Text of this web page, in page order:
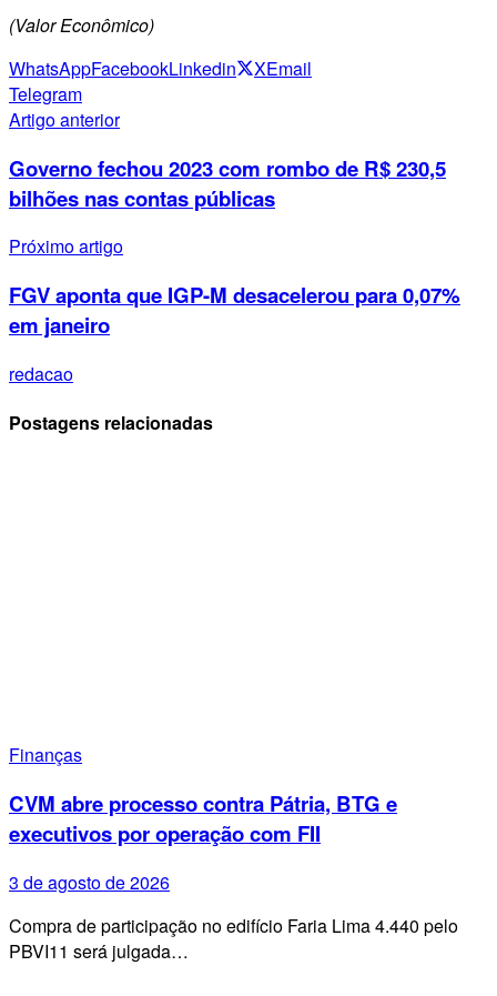
(Valor Econômico)
WhatsAppFacebookLinkedin XEmail
Telegram
Artigo anterior
Governo fechou 2023 com rombo de R$ 230,5
bilhões nas contas públicas
Próximo artigo
FGV aponta que IGP-M desacelerou para 0,07%
em janeiro
redacao
Postagens relacionadas
Finanças
CVM abre processo contra Pátria, BTG e
executivos por operação com FII
3 de agosto de 2026
Compra de participação no edifício Faria Lima 4.440 pelo
PBVI11 será julgada…